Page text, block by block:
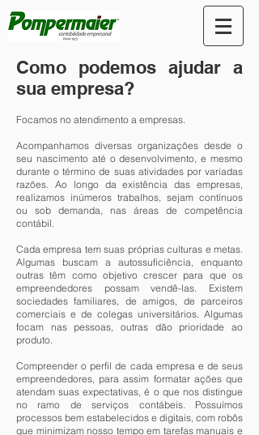
Como podemos ajudar a
sua empresa?
Focamos no atendimento a empresas.
Acompanhamos diversas organizações desde o
seu nascimento até o desenvolvimento, e mesmo
durante o término de suas atividades por variadas
razões. Ao longo da existência das empresas,
realizamos inúmeros trabalhos, sejam contínuos
ou sob demanda, nas áreas de competência
contábil.
Cada empresa tem suas próprias culturas e metas.
Algumas buscam a autossuficiência, enquanto
outras têm como objetivo crescer para que os
empreendedores possam vendê-las. Existem
sociedades familiares, de amigos, de parceiros
comerciais e de colegas universitários. Algumas
focam nas pessoas, outras dão prioridade ao
produto.
Compreender o perfil de cada empresa e de seus
empreendedores, para assim formatar ações que
atendam suas expectativas, é o que nos distingue
no ramo de serviços contábeis. Possuímos
processos bem estabelecidos e digitais, com robôs
que minimizam nosso tempo em tarefas manuais e